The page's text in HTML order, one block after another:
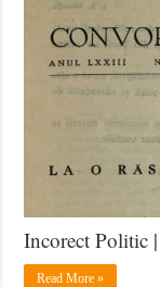
Incorect Politic
Read More »